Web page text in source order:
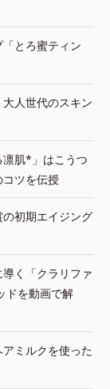
「とろ蜜ティン
人世代のスキン
凛肌*」はこうつ
コツを伝授
の初期エイジング
く「クラリファ
ドを動画で解
ミルクを使った